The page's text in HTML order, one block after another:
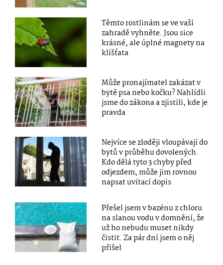
Těmto rostlinám se ve vaší
zahradě vyhněte. Jsou sice
krásné, ale úplné magnety na
klíšťata
Může pronajímatel zakázat v
bytě psa nebo kočku? Nahlídli
jsme do zákona a zjistili, kde je
pravda
Nejvíce se zloději vloupávají do
bytů v průběhu dovolených.
Kdo dělá tyto 3 chyby před
odjezdem, může jim rovnou
napsat uvítací dopis
Přešel jsem v bazénu z chloru
na slanou vodu v domnění, že
už ho nebudu muset nikdy
čistit. Za pár dní jsem o něj
přišel